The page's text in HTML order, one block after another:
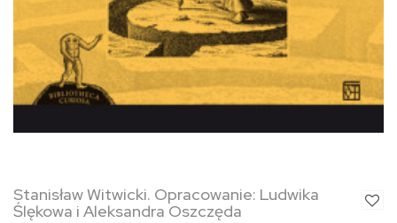
Stanisław Witwicki. Opracowanie: Ludwika
Ślękowa i Aleksandra Oszczęda